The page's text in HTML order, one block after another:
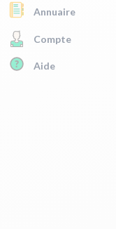
Annuaire
Compte
Aide